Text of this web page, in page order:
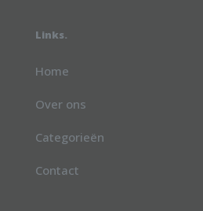
Links.
Home
Over ons
Categorieën
Contact